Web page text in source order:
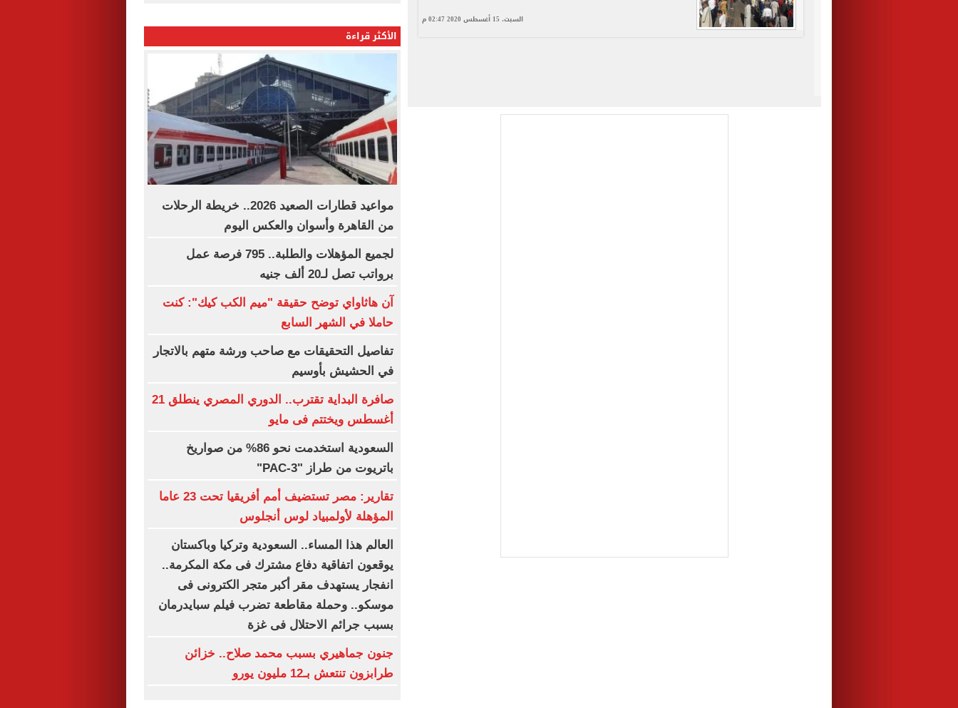
السبت، 15 أغسطس 2020 02:47 م
الأكثر قراءة
مواعيد قطارات الصعيد 2026.. خريطة الرحلات
من القاهرة وأسوان والعكس اليوم
لجميع المؤهلات والطلبة.. 795 فرصة عمل
برواتب تصل لـ20 ألف جنيه
آن هاثاواي توضح حقيقة "ميم الكب كيك": كنت
حاملا في الشهر السابع
تفاصيل التحقيقات مع صاحب ورشة متهم بالاتجار
في الحشيش بأوسيم
صافرة البداية تقترب.. الدوري المصري ينطلق 21
أغسطس ويختتم فى مايو
السعودية استخدمت نحو 86% من صواريخ
باتريوت من طراز "PAC-3"
تقارير: مصر تستضيف أمم أفريقيا تحت 23 عاما
المؤهلة لأولمبياد لوس أنجلوس
العالم هذا المساء.. السعودية وتركيا وباكستان
يوقعون اتفاقية دفاع مشترك فى مكة المكرمة..
انفجار يستهدف مقر أكبر متجر الكترونى فى
موسكو.. وحملة مقاطعة تضرب فيلم سبايدرمان
بسبب جرائم الاحتلال فى غزة
جنون جماهيري بسبب محمد صلاح.. خزائن
طرابزون تنتعش بـ12 مليون يورو